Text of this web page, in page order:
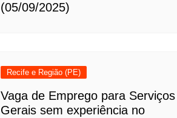
(05/09/2025)
Recife e Região (PE)
Vaga de Emprego para Serviços
Gerais sem experiência no